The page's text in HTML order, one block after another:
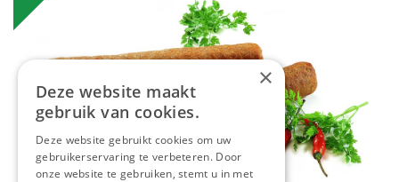
×
Deze website maakt
gebruik van cookies.
Deze website gebruikt cookies om uw
gebruikerservaring te verbeteren. Door
onze website te gebruiken, stemt u in met